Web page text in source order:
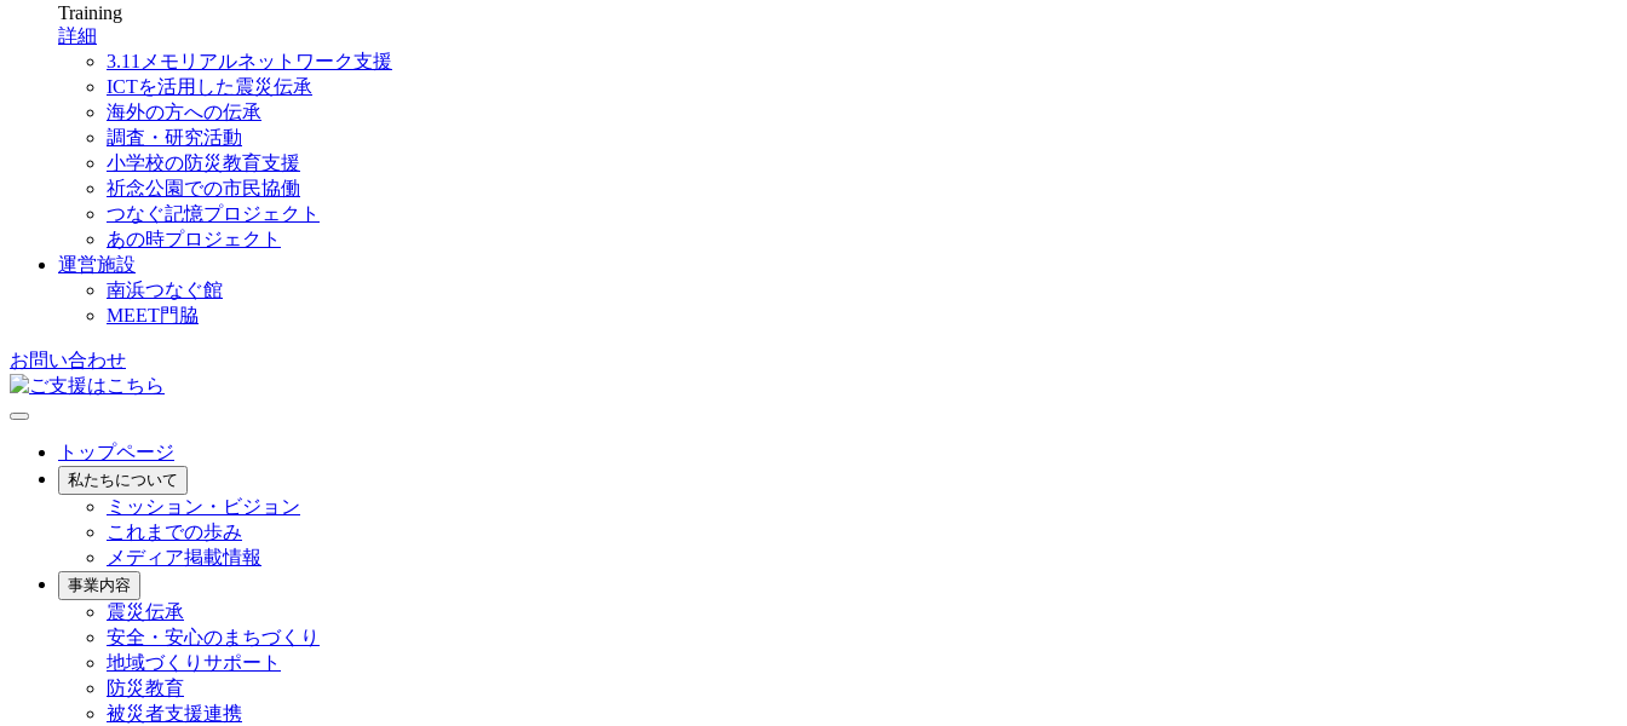
Training
詳細
3.11メモリアルネットワーク支援
ICTを活用した震災伝承
海外の方への伝承
調査・研究活動
小学校の防災教育支援
祈念公園での市民協働
つなぐ記憶プロジェクト
あの時プロジェクト
運営施設
南浜つなぐ館
MEET門脇
お問い合わせ
トップページ
私たちについて
ミッション・ビジョン
これまでの歩み
メディア掲載情報
事業内容
震災伝承
安全・安心のまちづくり
地域づくりサポート
防災教育
被災者支援連携